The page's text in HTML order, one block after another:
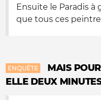
Ensuite le Paradis à
que tous ces
ENQUÊTE
MAIS
ELLE DEUX